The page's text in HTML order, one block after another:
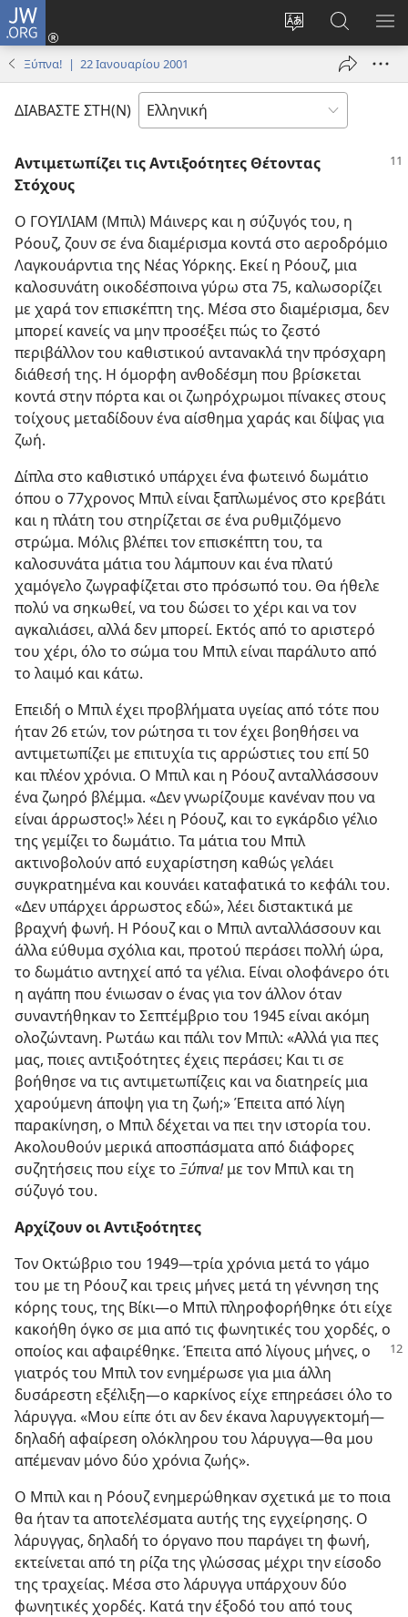
JW.ORG
Αλλαγή
γλώσσας
ιστότοπου
Σύνδεση
(ανοίγει
παράθυρο)
στο
JW.ORG
Ξύπνα! | 22 Ιανουαρίου 2001
ΔΙΑΒΑΣΤΕ ΣΤΗ(Ν)
Αντιμετωπίζει τις Αντιξοότητες Θέτοντας
Στόχους
Ο ΓΟΥΙΛΙΑΜ (Μπιλ) Μάινερς και η σύζυγός του, η
Ρόουζ, ζουν σε ένα διαμέρισμα κοντά στο αεροδρόμιο
Λαγκουάρντια της Νέας Υόρκης. Εκεί η Ρόουζ, μια
καλοσυνάτη οικοδέσποινα γύρω στα 75, καλωσορίζει
με χαρά τον επισκέπτη της. Μέσα στο διαμέρισμα, δεν
μπορεί κανείς να μην προσέξει πώς το ζεστό
περιβάλλον του καθιστικού αντανακλά την πρόσχαρη
διάθεσή της. Η όμορφη ανθοδέσμη που βρίσκεται
κοντά στην πόρτα και οι ζωηρόχρωμοι πίνακες στους
τοίχους μεταδίδουν ένα αίσθημα χαράς και δίψας για
ζωή.
Δίπλα στο καθιστικό υπάρχει ένα φωτεινό δωμάτιο
όπου ο 77χρονος Μπιλ είναι ξαπλωμένος στο κρεβάτι
και η πλάτη του στηρίζεται σε ένα ρυθμιζόμενο
στρώμα. Μόλις βλέπει τον επισκέπτη του, τα
καλοσυνάτα μάτια του λάμπουν και ένα πλατύ
χαμόγελο ζωγραφίζεται στο πρόσωπό του. Θα ήθελε
πολύ να σηκωθεί, να του δώσει το χέρι και να τον
αγκαλιάσει, αλλά δεν μπορεί. Εκτός από το αριστερό
του χέρι, όλο το σώμα του Μπιλ είναι παράλυτο από
το λαιμό και κάτω.
Επειδή ο Μπιλ έχει προβλήματα υγείας από τότε που
ήταν 26 ετών, τον ρώτησα τι τον έχει βοηθήσει να
αντιμετωπίζει με επιτυχία τις αρρώστιες του επί 50
και πλέον χρόνια. Ο Μπιλ και η Ρόουζ ανταλλάσσουν
ένα ζωηρό βλέμμα. «Δεν γνωρίζουμε κανέναν που να
είναι άρρωστος!» λέει η Ρόουζ, και το εγκάρδιο γέλιο
της γεμίζει το δωμάτιο. Τα μάτια του Μπιλ
ακτινοβολούν από ευχαρίστηση καθώς γελάει
συγκρατημένα και κουνάει καταφατικά το κεφάλι του.
«Δεν υπάρχει άρρωστος εδώ», λέει διστακτικά με
βραχνή φωνή. Η Ρόουζ και ο Μπιλ ανταλλάσσουν και
άλλα εύθυμα σχόλια και, προτού περάσει πολλή ώρα,
το δωμάτιο αντηχεί από τα γέλια. Είναι ολοφάνερο ότι
η αγάπη που ένιωσαν ο ένας για τον άλλον όταν
συναντήθηκαν το Σεπτέμβριο του 1945 είναι ακόμη
ολοζώντανη. Ρωτάω και πάλι τον Μπιλ: «Αλλά για πες
μας, ποιες αντιξοότητες έχεις περάσει; Και τι σε
βοήθησε να τις αντιμετωπίζεις και να διατηρείς μια
χαρούμενη άποψη για τη ζωή;» Έπειτα από λίγη
παρακίνηση, ο Μπιλ δέχεται να πει την ιστορία του.
Ακολουθούν μερικά αποσπάσματα από διάφορες
συζητήσεις που είχε το Ξύπνα!με τον Μπιλ και τη
σύζυγό του.
Αρχίζουν οι Αντιξοότητες
Τον Οκτώβριο του 1949​—τρία χρόνια μετά το γάμο
του με τη Ρόουζ και τρεις μήνες μετά τη γέννηση της
κόρης τους, της Βίκι—​ο Μπιλ πληροφορήθηκε ότι είχε
κακοήθη όγκο σε μια από τις φωνητικές του χορδές, ο
οποίος και αφαιρέθηκε. Έπειτααπό λίγους μήνες, ο
γιατρός του Μπιλ τον ενημέρωσε για μια άλλη
δυσάρεστη εξέλιξη​—ο καρκίνος είχε επηρεάσει όλο το
λάρυγγα. «Μου είπε ότι αν δεν έκανα λαρυγγεκτομή​—
δηλαδή αφαίρεση ολόκληρου του λάρυγγα—​θα μου
απέμεναν μόνο δύο χρόνια ζωής».
Ο Μπιλ και η Ρόουζ ενημερώθηκαν σχετικά με το ποια
θα ήταν τα αποτελέσματα αυτής της εγχείρησης. Ο
λάρυγγας, δηλαδή το όργανο που παράγει τη φωνή,
εκτείνεται από τη ρίζα της γλώσσας μέχρι την είσοδο
της τραχείας. Μέσα στο λάρυγγα υπάρχουν δύο
φωνητικές χορδές. Κατά την έξοδό του από τους